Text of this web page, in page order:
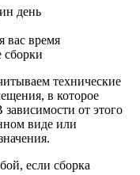
день
вас время
сборки
технические
в которое
от этого
виде или
если сборка